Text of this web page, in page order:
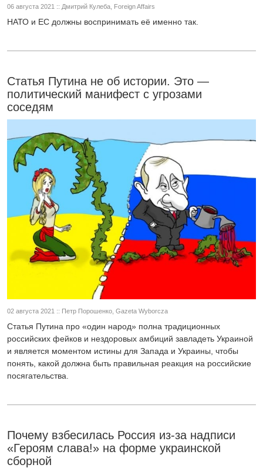
06 августа 2021 :: Дмитрий Кулеба, Foreign Affairs
НАТО и ЕС должны воспринимать её именно так.
Статья Путина не об истории. Это —
политический манифест с угрозами
соседям
02 августа 2021 :: Петр Порошенко, Gazeta Wyborcza
Статья Путина про «один народ» полна традиционных
российских фейков и нездоровых амбиций завладеть Украиной
и является моментом истины для Запада и Украины, чтобы
понять, какой должна быть правильная реакция на российские
посягательства.
Почему взбесилась Россия из-за надписи
«Героям слава!» на форме украинской
сборной